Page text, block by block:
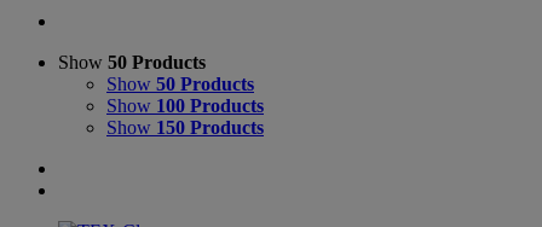
Show 50 Products
Show 50 Products
Show 100 Products
Show 150 Products